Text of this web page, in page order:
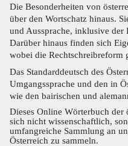
Die Besonderheiten von
über den Wortschatz hinaus.
und Aussprache, inklusive
Darüber hinaus finden sich
wobei die Rechtschreibreform
Das Standarddeutsch des
Umgangssprache und den in
wie den bairischen und
Dieses Online Wörterbuch der
sich nicht wissenschaftlich,
umfangreiche Sammlung an
Österreich zu sammeln.